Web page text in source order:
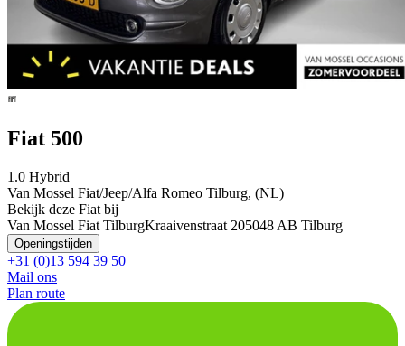
Fiat 500
1.0 Hybrid
Van Mossel Fiat/Jeep/Alfa Romeo Tilburg, (NL)
Bekijk deze Fiat bij
Van Mossel Fiat TilburgKraaivenstraat 205048 AB Tilburg
Openingstijden
+31 (0)13 594 39 50
Mail ons
Plan route